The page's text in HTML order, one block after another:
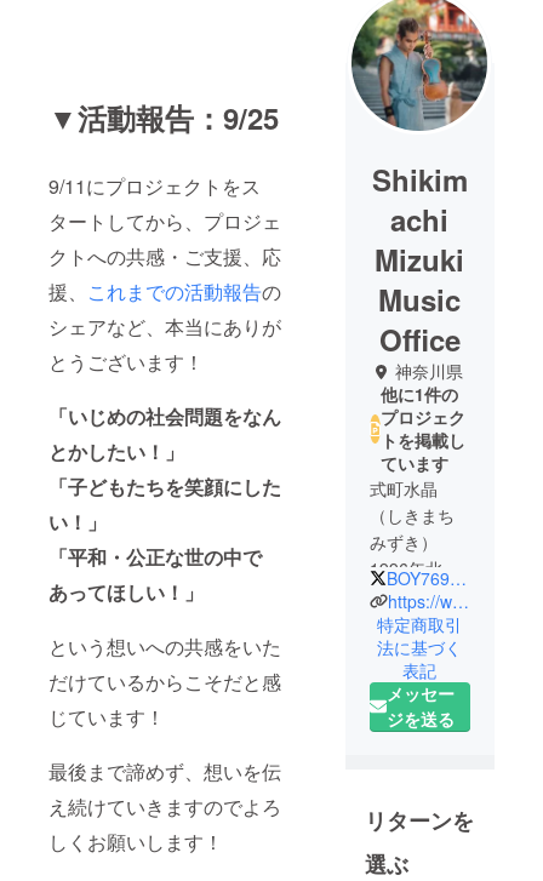
▼活動報告：9/25
9/11にプロジェクトをス
タートしてから、プロジェ
クトへの共感・ご支援、応
援、 これまでの活動報告の
シェアなど、本当にありが
とうございます！
「いじめの社会問題をなん
とかしたい！」
「子どもたちを笑顔にした
い！」
「平和・公正な世の中で
あってほしい！」
という想いへの共感をいた
だけているからこそだと感
じています！
最後まで諦めず、想いを伝
え続けていきますのでよろ
しくお願いします！
Shikim
achi
Mizuki
Music
Office
神奈川県
他に1件の
プロジェク
トを掲載し
ています
式町水晶
（しきまち
みずき）
1996年北海
道旭川生ま
れ。
"脳性まひ"と
闘うプロ
ヴァイオリ
ニスト。
耐えた陸前
高田奇跡の
一本松と被
BOY76963403
https://www.instagram.com/crystalboymikkun10/
特定商取引
法に基づく
表記
メッセー
ジを送る
リターンを
選ぶ